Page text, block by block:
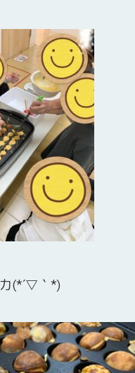
(*´▽｀*)